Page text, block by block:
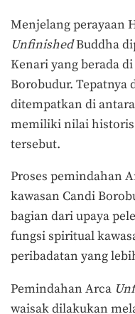
Menjelang perayaan
UnfinishedBuddha
Kenari yang berada
Borobudur. Tepatnya
ditempatkan di
memiliki nilai historis
tersebut.
Proses pemindahan
kawasan Candi
bagian dari upaya
fungsi spiritual
peribadatan yang
Pemindahan Arca
waisakdilakukan